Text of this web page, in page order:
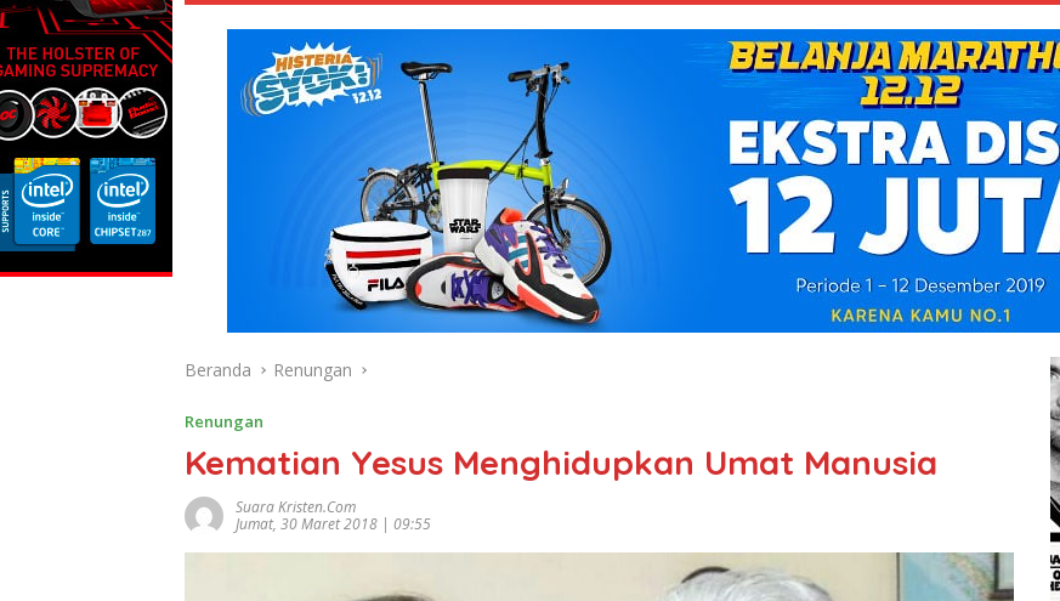
Beranda Renungan
Renungan
Kematian Yesus Menghidupkan Umat Manusia
Suara Kristen.com
Jumat, 30 Maret 2018 | 09:55